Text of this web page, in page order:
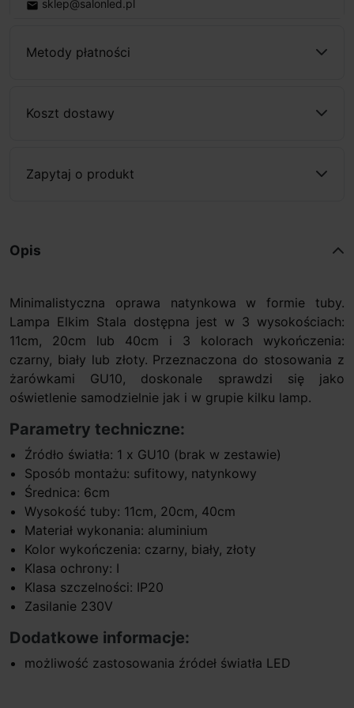
email sklep@salonled.pl
Metody płatności
Koszt dostawy
Zapytaj o produkt
Opis
Minimalistyczna oprawa natynkowa w formie tuby.
Lampa Elkim Stala dostępna jest w 3 wysokościach:
11cm, 20cm lub 40cm i 3 kolorach wykończenia:
czarny, biały lub złoty. Przeznaczona do stosowania z
żarówkami GU10, doskonale sprawdzi się jako
oświetlenie samodzielnie jak i w grupie kilku lamp.
Parametry techniczne:
Źródło światła: 1 x GU10 (brak w zestawie)
Sposób montażu: sufitowy, natynkowy
Średnica: 6cm
Wysokość tuby: 11cm, 20cm, 40cm
Materiał wykonania: aluminium
Kolor wykończenia: czarny, biały, złoty
Klasa ochrony: I
Klasa szczelności: IP20
Zasilanie 230V
Dodatkowe informacje:
możliwość zastosowania źródeł światła LED